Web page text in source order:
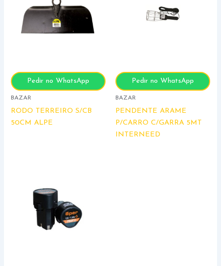
Pedir no WhatsApp
BAZAR
RODO TERREIRO S/CB
50CM ALPE
Pedir no WhatsApp
BAZAR
PENDENTE ARAME
P/CARRO C/GARRA 5MT
INTERNEED